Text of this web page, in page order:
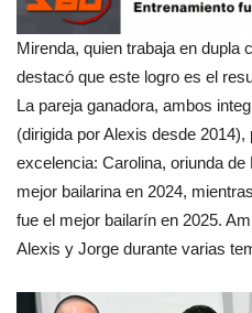
Mirenda, quien trabaja en dupla
destacó que este logro es el
La pareja ganadora, ambos
(dirigida por Alexis desde
excelencia: Carolina, oriunda
mejor bailarina en 2024,
fue el mejor bailarín en 2025.
Alexis y Jorge durante varias